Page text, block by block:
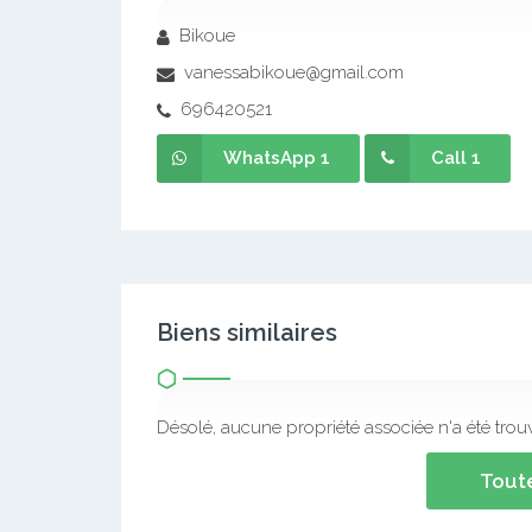
Bikoue
vanessabikoue@gmail.com
696420521
WhatsApp 1 Call 1
Biens similaires
Désolé, aucune propriété associée n'a été